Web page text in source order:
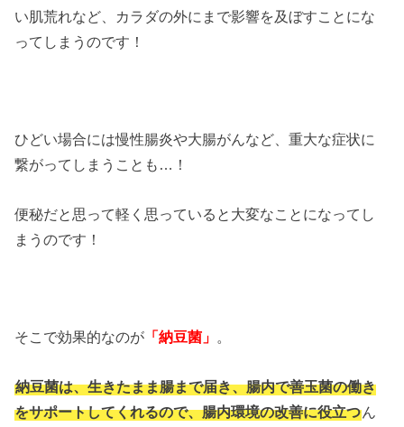
い肌荒れなど、カラダの外にまで影響を及ぼすことにな
ってしまうのです！
ひどい場合には慢性腸炎や大腸がんなど、重大な症状に
繋がってしまうことも…！
便秘だと思って軽く思っていると大変なことになってし
まうのです！
そこで効果的なのが 「納豆菌」 。
納豆菌は、生きたまま腸まで届き、腸内で善玉菌の働き
をサポートしてくれるので、腸内環境の改善に役立つん